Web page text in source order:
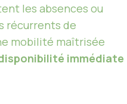
les absences ou
récurrents de
mobilité maîtrisée
immédiate